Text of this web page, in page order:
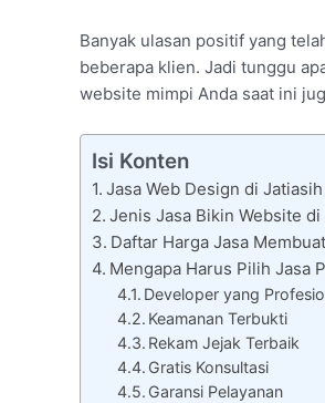
Banyak ulasan positif yang
beberapa klien. Jadi tunggu
website mimpi Anda saat ini
Isi Konten
Jasa Web Design di
Jenis Jasa Bikin Website di
Daftar Harga Jasa
Mengapa Harus Pilih Jasa
Developer yang
Keamanan Terbukti
Rekam Jejak Terbaik
Gratis Konsultasi
Garansi Pelayanan